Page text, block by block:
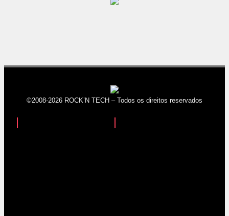
©2008-2026 ROCK’N TECH – Todos os direitos reservados